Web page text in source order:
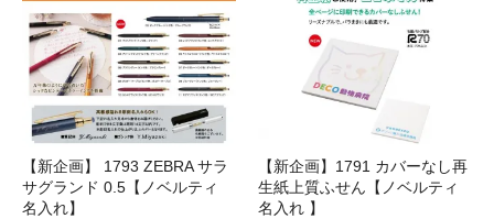
【新企画】 1793 ZEBRA サラ
サグランド 0.5【ノベルティ
名入れ】
【新企画】1791 カバーなし再
生紙上質ふせん【ノベルティ
名入れ 】